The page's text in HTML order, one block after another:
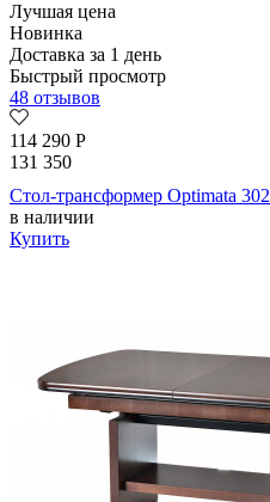
Лучшая цена
Новинка
Доставка за 1 день
Быстрый просмотр
48 отзывов
114 290 Р
131 350
Стол-трансформер Optimata
в наличии
Купить